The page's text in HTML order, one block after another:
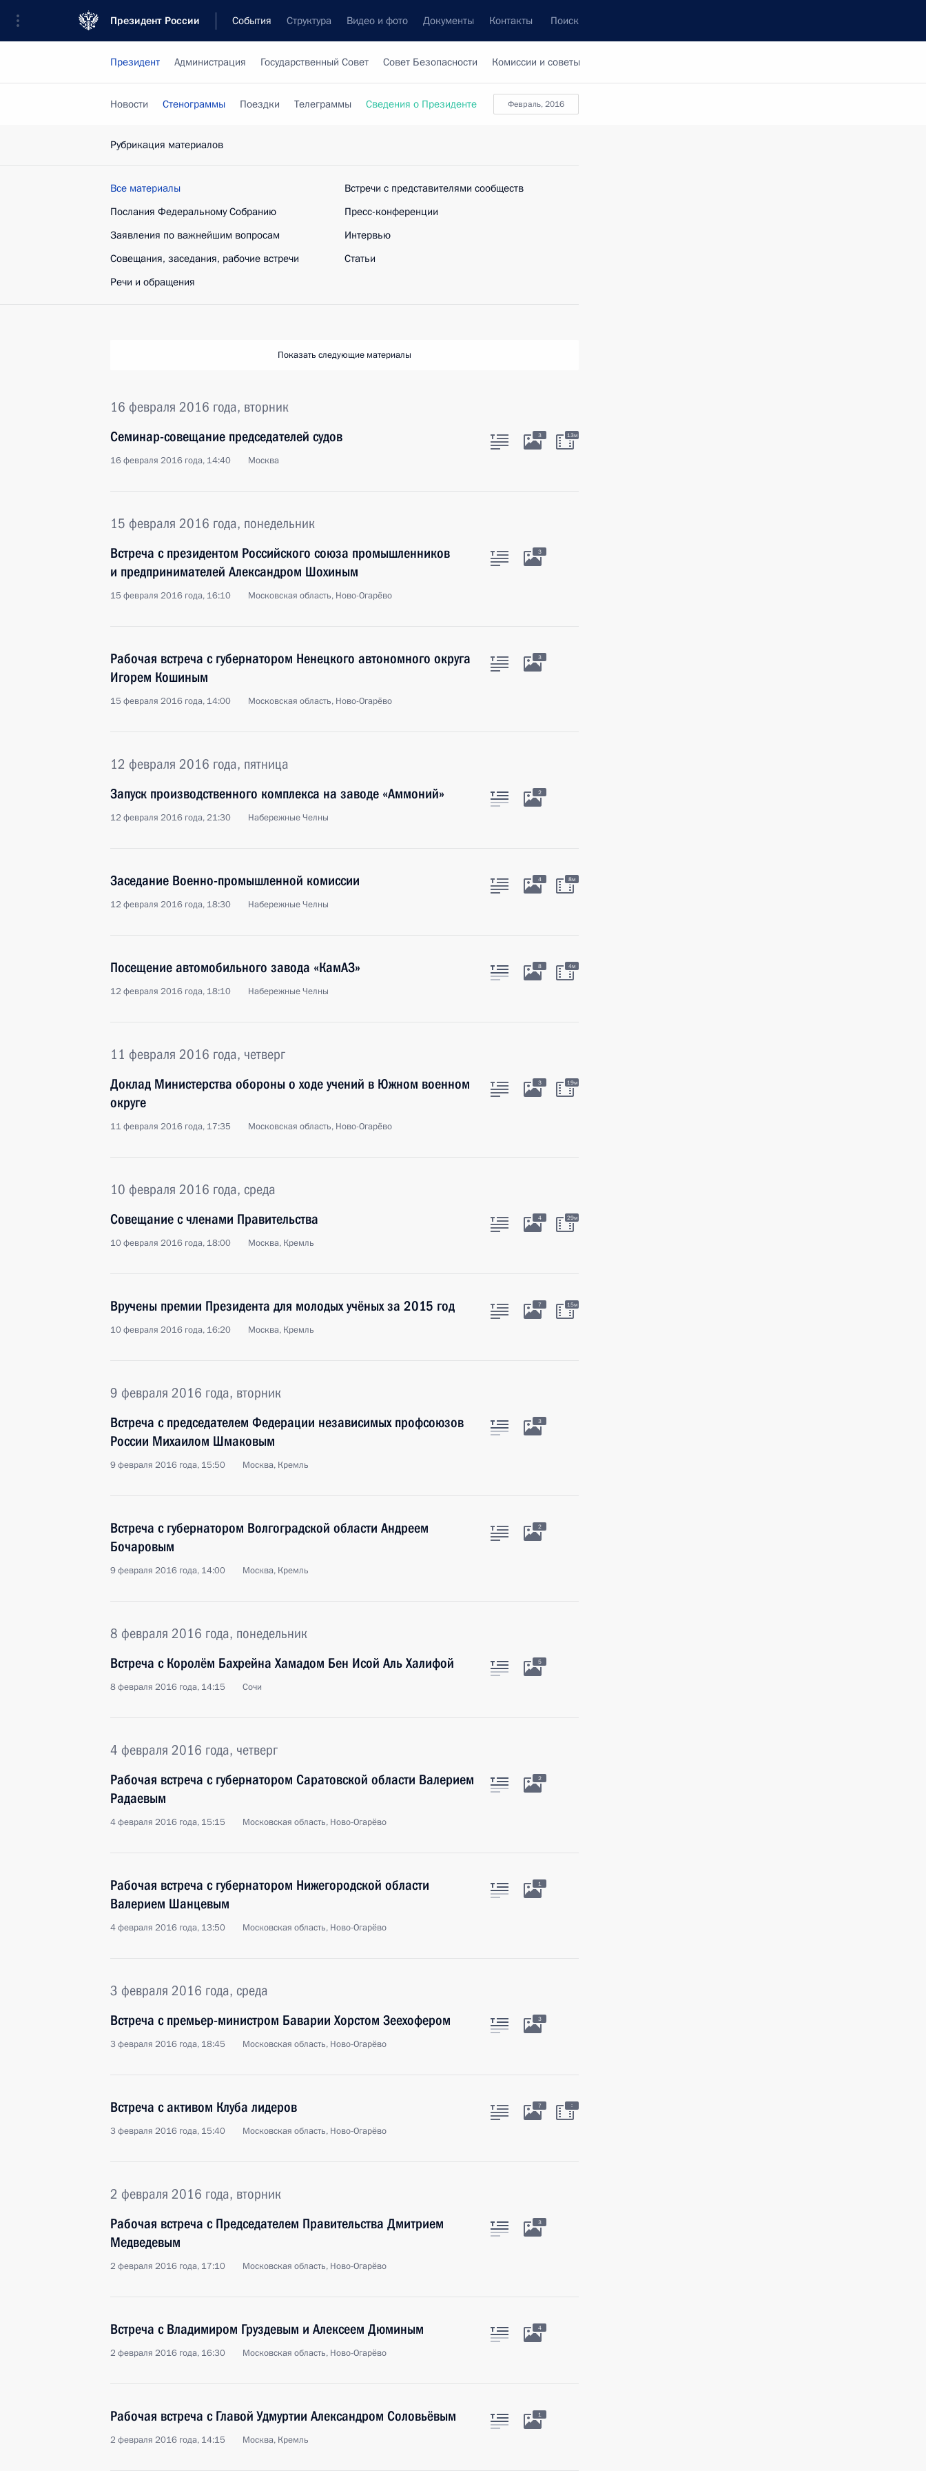
Президент России События Структура Видео и фото Документы Контакты Поиск
Президент Администрация Государственный Совет Совет Безопасности Комиссии и советы
февраль, 2016
Новости Стенограммы Поездки Телеграммы Сведения о Президенте
Рубрикация материалов
Все материалы
Послания Федеральному Собранию
Заявления по важнейшим вопросам
Совещания, заседания, рабочие встречи
Речи и обращения
Встречи с представителями сообществ
Пресс-конференции
Интервью
Статьи
Показать следующие материалы
16 февраля 2016 года, вторник
Семинар-совещание председателей судов
16 февраля 2016 года, 14:40 Москва
3 13м
15 февраля 2016 года, понедельник
Встреча с президентом Российского союза промышленников
и предпринимателей Александром Шохиным
15 февраля 2016 года, 16:10 Московская область, Ново-Огарёво
3
Рабочая встреча с губернатором Ненецкого автономного округа
Игорем Кошиным
15 февраля 2016 года, 14:00 Московская область, Ново-Огарёво
3
12 февраля 2016 года, пятница
Запуск производственного комплекса на заводе «Аммоний»
12 февраля 2016 года, 21:30 Набережные Челны
2
Заседание Военно-промышленной комиссии
12 февраля 2016 года, 18:30 Набережные Челны
4 8м
Посещение автомобильного завода «КамАЗ»
12 февраля 2016 года, 18:10 Набережные Челны
8 4м
11 февраля 2016 года, четверг
Доклад Министерства обороны о ходе учений в Южном военном
округе
11 февраля 2016 года, 17:35 Московская область, Ново-Огарёво
3 19м
10 февраля 2016 года, среда
Совещание с членами Правительства
10 февраля 2016 года, 18:00 Москва, Кремль
4 29м
Вручены премии Президента для молодых учёных за 2015 год
10 февраля 2016 года, 16:20 Москва, Кремль
7 15м
9 февраля 2016 года, вторник
Встреча с председателем Федерации независимых профсоюзов
России Михаилом Шмаковым
9 февраля 2016 года, 15:50 Москва, Кремль
3
Встреча с губернатором Волгоградской области Андреем
Бочаровым
9 февраля 2016 года, 14:00 Москва, Кремль
2
8 февраля 2016 года, понедельник
Встреча с Королём Бахрейна Хамадом Бен Исой Аль Халифой
8 февраля 2016 года, 14:15 Сочи
5
4 февраля 2016 года, четверг
Рабочая встреча с губернатором Саратовской области Валерием
Радаевым
4 февраля 2016 года, 15:15 Московская область, Ново-Огарёво
2
Рабочая встреча с губернатором Нижегородской области
Валерием Шанцевым
4 февраля 2016 года, 13:50 Московская область, Ново-Огарёво
1
3 февраля 2016 года, среда
Встреча с премьер-министром Баварии Хорстом Зеехофером
3 февраля 2016 года, 18:45 Московская область, Ново-Огарёво
3
Встреча с активом Клуба лидеров
3 февраля 2016 года, 15:40 Московская область, Ново-Огарёво
7 :
2 февраля 2016 года, вторник
Рабочая встреча с Председателем Правительства Дмитрием
Медведевым
2 февраля 2016 года, 17:10 Московская область, Ново-Огарёво
3
Встреча с Владимиром Груздевым и Алексеем Дюминым
2 февраля 2016 года, 16:30 Московская область, Ново-Огарёво
4
Рабочая встреча с Главой Удмуртии Александром Соловьёвым
2 февраля 2016 года, 14:15 Москва, Кремль
1